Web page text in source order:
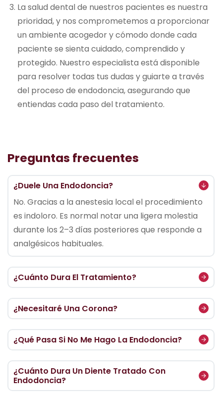
La salud dental de nuestros pacientes es nuestra
prioridad, y nos comprometemos a proporcionar
un ambiente acogedor y cómodo donde cada
paciente se sienta cuidado, comprendido y
protegido. Nuestro especialista está disponible
para resolver todas tus dudas y guiarte a través
del proceso de endodoncia, asegurando que
entiendas cada paso del tratamiento.
Preguntas frecuentes
¿Duele Una Endodoncia?
No. Gracias a la anestesia local el procedimiento
es indoloro. Es normal notar una ligera molestia
durante los 2–3 días posteriores que responde a
analgésicos habituales.
¿Cuánto Dura El Tratamiento?
¿Necesitaré Una Corona?
¿Qué Pasa Si No Me Hago La Endodoncia?
¿Cuánto Dura Un Diente Tratado Con
Endodoncia?